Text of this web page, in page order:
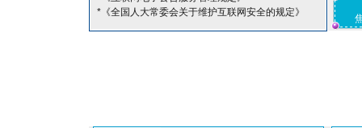
*《全国人大常委会关于维护互联网安全的规定》